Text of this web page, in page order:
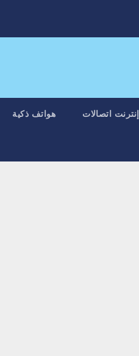
إنترنت اتصالات هواتف ذكية